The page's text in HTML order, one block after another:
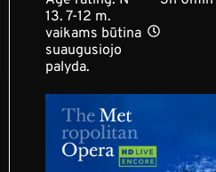
13. 7-12 m.
vaikams būtina
suaugusiojo
palyda.